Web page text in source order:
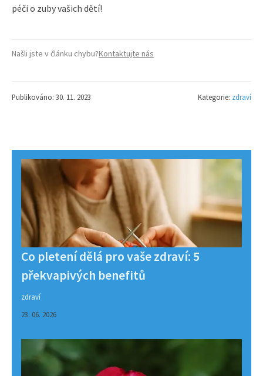
péči o zuby vašich dětí!
Našli jste v článku chybu?Kontaktujte nás
Publikováno: 30. 11. 2023 Kategorie: zdraví
Co pletení dělá pro vaše zdraví: 5
překvapivých benefitů
zdraví
23. 06. 2026